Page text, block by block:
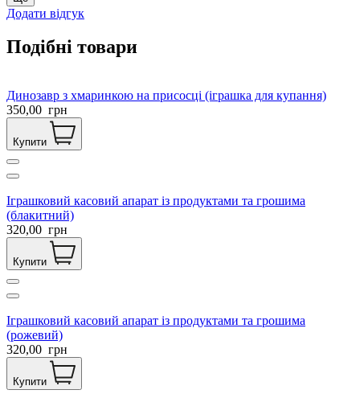
Додати відгук
Подібні товари
Динозавр з хмаринкою на присосці (іграшка для купання)
350,00 грн
Купити
Іграшковий касовий апарат із продуктами та грошима
(блакитний)
320,00 грн
Купити
Іграшковий касовий апарат із продуктами та грошима
(рожевий)
320,00 грн
Купити